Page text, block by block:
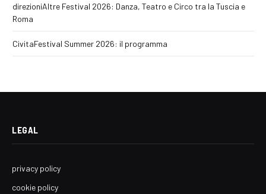
direzioniAltre Festival 2026: Danza, Teatro e Circo tra la Tuscia e
Roma
CivitaFestival Summer 2026: il programma
LEGAL
privacy policy
cookie policy